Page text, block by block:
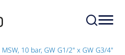
10 bar, GW G1/2" x GW G3/4"